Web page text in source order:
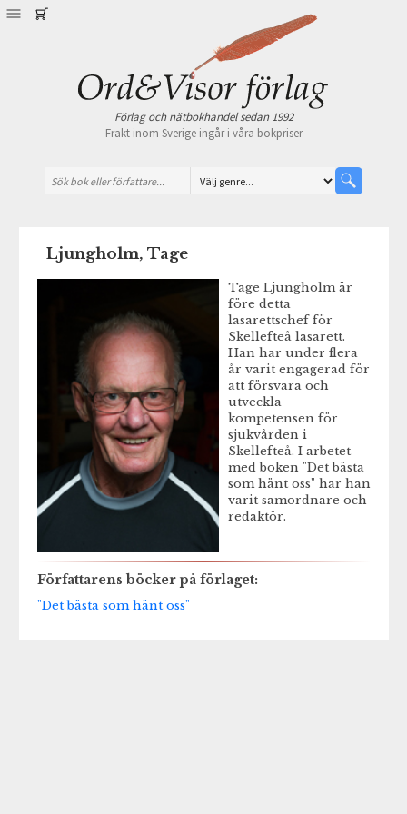
Förlag och nätbokhandel sedan 1992
Frakt inom Sverige ingår i våra bokpriser
Ljungholm, Tage
Tage Ljungholm är
före detta
lasarettschef för
Skellefteå lasarett.
Han har under flera
år varit engagerad för
att försvara och
utveckla
kompetensen för
sjukvården i
Skellefteå. I arbetet
med boken "Det bästa
som hänt oss" har han
varit samordnare och
redaktör.
Författarens böcker på förlaget:
"Det bästa som hänt oss"